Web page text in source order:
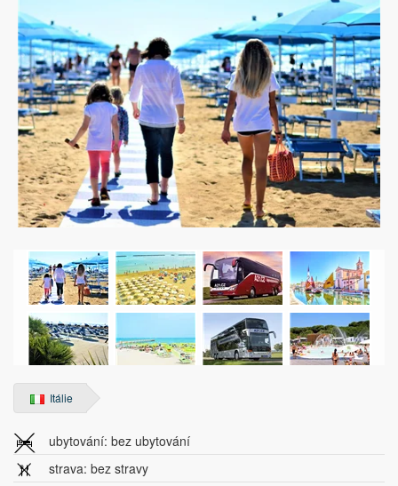
Itálie
ubytování: bez ubytování
strava: bez stravy